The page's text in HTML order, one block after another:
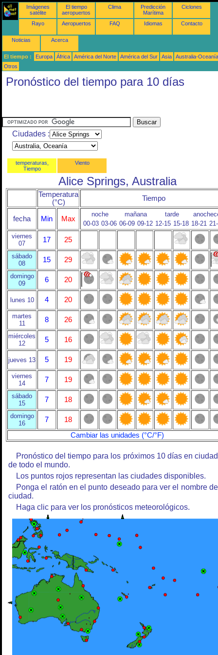
Imágenes
satélite
El tiempo
aeropuertos
Clima
Predicción
Marítima
Ciclones
Rayo Aeropuertos FAQ Idiomas Contacto
Noticias Acerca
El tiempo : Europa África América del Norte América del Sur Asia
Australia-Oceanía
Otros
Pronóstico del tiempo para 10 días
Ciudades :
temperaturas,
Tiempo
Viento
Alice Springs, Australia
Temperatura
(°C)
Tiempo
fecha Min Max
noche mañana tarde
00-03 03-06 06-09 09-12 12-15 15-18 18-21
viernes
07
17 25
sábado
08
15 29
domingo
09
6 20
lunes 10 4 20
martes
11
8 26
miércoles
12
5 16
jueves 13 5 19
viernes
14
7 19
sábado
15
7 18
domingo
16
7
18
Cambiar las unidades (°C/°F)
Pronóstico del tiempo para los próximos 10 días en
de todo el mundo.
Los puntos rojos representan las ciudades disponibles.
Ponga el ratón en el punto deseado para ver el nombre
ciudad.
Haga clic para ver los pronósticos meteorológicos.